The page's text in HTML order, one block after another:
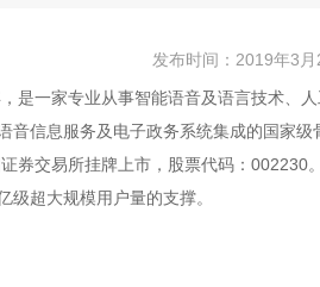
发布时间：2019年3月
是一家专业从事智能语音及语言技术、人
音信息服务及电子政务系统集成的国家级
券交易所挂牌上市，股票代码：002230
超大规模用户量的支撑。